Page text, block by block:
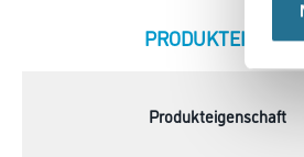
CURRENT
Produkteigenschaft